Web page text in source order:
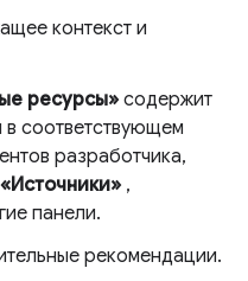
контекст и
ресурсы» содержит
соответствующем
разработчика,
«Источники» ,
панели.
рекомендации.